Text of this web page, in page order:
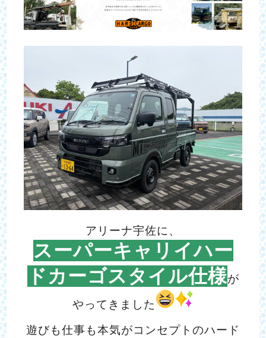
アリーナ宇佐に、
スーパーキャリイハー
ドカーゴスタイル仕様が
やってきました
遊びも仕事も本気がコンセプトのハード